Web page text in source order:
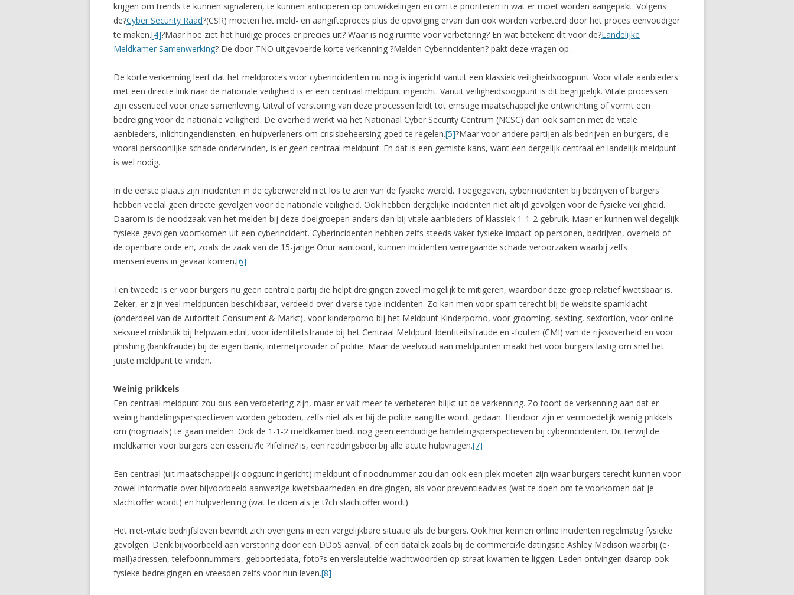
krijgen om trends te kunnen signaleren, te kunnen anticiperen op ontwikkelingen en om te prioriteren in wat er moet worden aangepakt. Volgens
de?Cyber Security Raad?(CSR) moeten het meld- en aangifteproces plus de opvolging ervan dan ook worden verbeterd door het proces eenvoudiger
te maken.[4]?Maar hoe ziet het huidige proces er precies uit? Waar is nog ruimte voor verbetering? En wat betekent dit voor de?Landelijke
Meldkamer Samenwerking? De door TNO uitgevoerde korte verkenning ?Melden Cyberincidenten? pakt deze vragen op.
De korte verkenning leert dat het meldproces voor cyberincidenten nu nog is ingericht vanuit een klassiek veiligheidsoogpunt. Voor vitale aanbieders
met een directe link naar de nationale veiligheid is er een centraal meldpunt ingericht. Vanuit veiligheidsoogpunt is dit begrijpelijk. Vitale processen
zijn essentieel voor onze samenleving. Uitval of verstoring van deze processen leidt tot ernstige maatschappelijke ontwrichting of vormt een
bedreiging voor de nationale veiligheid. De overheid werkt via het Nationaal Cyber Security Centrum (NCSC) dan ook samen met de vitale
aanbieders, inlichtingendiensten, en hulpverleners om crisisbeheersing goed te regelen.[5]?Maar voor andere partijen als bedrijven en burgers, die
vooral persoonlijke schade ondervinden, is er geen centraal meldpunt. En dat is een gemiste kans, want een dergelijk centraal en landelijk meldpunt
is wel nodig.
In de eerste plaats zijn incidenten in de cyberwereld niet los te zien van de fysieke wereld. Toegegeven, cyberincidenten bij bedrijven of burgers
hebben veelal geen directe gevolgen voor de nationale veiligheid. Ook hebben dergelijke incidenten niet altijd gevolgen voor de fysieke veiligheid.
Daarom is de noodzaak van het melden bij deze doelgroepen anders dan bij vitale aanbieders of klassiek 1-1-2 gebruik. Maar er kunnen wel degelijk
fysieke gevolgen voortkomen uit een cyberincident. Cyberincidenten hebben zelfs steeds vaker fysieke impact op personen, bedrijven, overheid of
de openbare orde en, zoals de zaak van de 15-jarige Onur aantoont, kunnen incidenten verregaande schade veroorzaken waarbij zelfs
mensenlevens in gevaar komen.[6]
Ten tweede is er voor burgers nu geen centrale partij die helpt dreigingen zoveel mogelijk te mitigeren, waardoor deze groep relatief kwetsbaar is.
Zeker, er zijn veel meldpunten beschikbaar, verdeeld over diverse type incidenten. Zo kan men voor spam terecht bij de website spamklacht
(onderdeel van de Autoriteit Consument & Markt), voor kinderporno bij het Meldpunt Kinderporno, voor grooming, sexting, sextortion, voor online
seksueel misbruik bij helpwanted.nl, voor identiteitsfraude bij het Centraal Meldpunt Identiteitsfraude en -fouten (CMI) van de rijksoverheid en voor
phishing (bankfraude) bij de eigen bank, internetprovider of politie. Maar de veelvoud aan meldpunten maakt het voor burgers lastig om snel het
juiste meldpunt te vinden.
Weinig prikkels
Een centraal meldpunt zou dus een verbetering zijn, maar er valt meer te verbeteren blijkt uit de verkenning. Zo toont de verkenning aan dat er
weinig handelingsperspectieven worden geboden, zelfs niet als er bij de politie aangifte wordt gedaan. Hierdoor zijn er vermoedelijk weinig prikkels
om (nogmaals) te gaan melden. Ook de 1-1-2 meldkamer biedt nog geen eenduidige handelingsperspectieven bij cyberincidenten. Dit terwijl de
meldkamer voor burgers een essenti?le ?lifeline? is, een reddingsboei bij alle acute hulpvragen.[7]
Een centraal (uit maatschappelijk oogpunt ingericht) meldpunt of noodnummer zou dan ook een plek moeten zijn waar burgers terecht kunnen voor
zowel informatie over bijvoorbeeld aanwezige kwetsbaarheden en dreigingen, als voor preventieadvies (wat te doen om te voorkomen dat je
slachtoffer wordt) en hulpverlening (wat te doen als je t?ch slachtoffer wordt).
Het niet-vitale bedrijfsleven bevindt zich overigens in een vergelijkbare situatie als de burgers. Ook hier kennen online incidenten regelmatig fysieke
gevolgen. Denk bijvoorbeeld aan verstoring door een DDoS aanval, of een datalek zoals bij de commerci?le datingsite Ashley Madison waarbij (e-
mail)adressen, telefoonnummers, geboortedata, foto?s en versleutelde wachtwoorden op straat kwamen te liggen. Leden ontvingen daarop ook
fysieke bedreigingen en vreesden zelfs voor hun leven.[8]